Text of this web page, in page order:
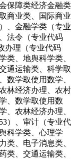
保障类经济金融类
商业类、国际商业
、金融学类（专业
法令（专业代码
办理（专业代码
类、地舆科学类、
通运输类、科学取
数学取使用数学、
林经济办理、农村
、数学取使用数
、农林经济办理、
）、审计（专业代
科学类、心理学
类、电子消息类、
类、交通运输类、